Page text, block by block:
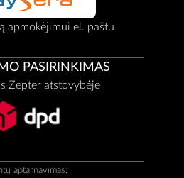
apmokėjimui el. paštu
PASIRINKIMAS
Zepter atstovybėje
aptarnavimas: